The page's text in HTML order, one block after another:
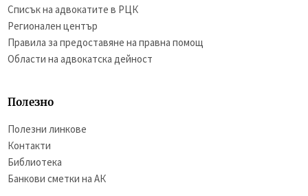
Списък на адвокатите в РЦК
Регионален център
Правила за предоставяне на правна помощ
Области на адвокатска дейност
Полезно
Полезни линкове
Контакти
Библиотека
Банкови сметки на АК